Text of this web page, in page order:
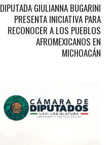
DIPUTADA GIULIANNA BUGARINI
PRESENTA INICIATIVA PARA
RECONOCER A LOS PUEBLOS
AFROMEXICANOS EN
MICHOACÁN